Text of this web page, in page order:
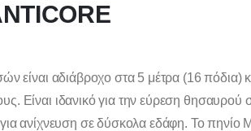
είναι αδιάβροχο στα 5 μέτρα (16 πόδια)
Είναι ιδανικό για την εύρεση θησαυρού
ανίχνευση σε δύσκολα εδάφη. Το πηνίο